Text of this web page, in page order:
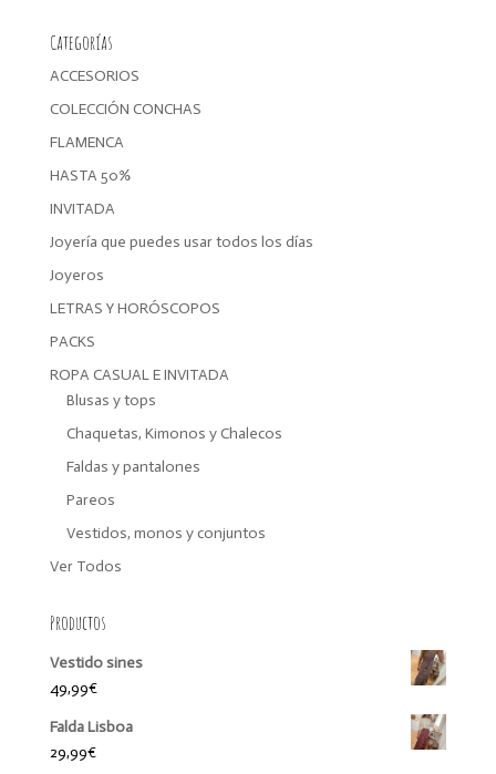
Categorías
ACCESORIOS
COLECCIÓN CONCHAS
FLAMENCA
HASTA 50%
INVITADA
Joyería que puedes usar todos los días
Joyeros
LETRAS Y HORÓSCOPOS
PACKS
ROPA CASUAL E INVITADA
Blusas y tops
Chaquetas, Kimonos y Chalecos
Faldas y pantalones
Pareos
Vestidos, monos y conjuntos
Ver Todos
Productos
Vestido sines
49,99€
Falda Lisboa
29,99€